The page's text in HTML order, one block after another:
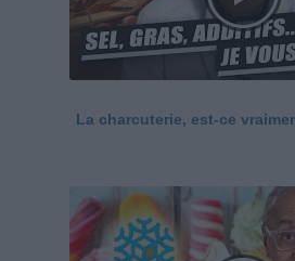
La charcuterie, est-ce